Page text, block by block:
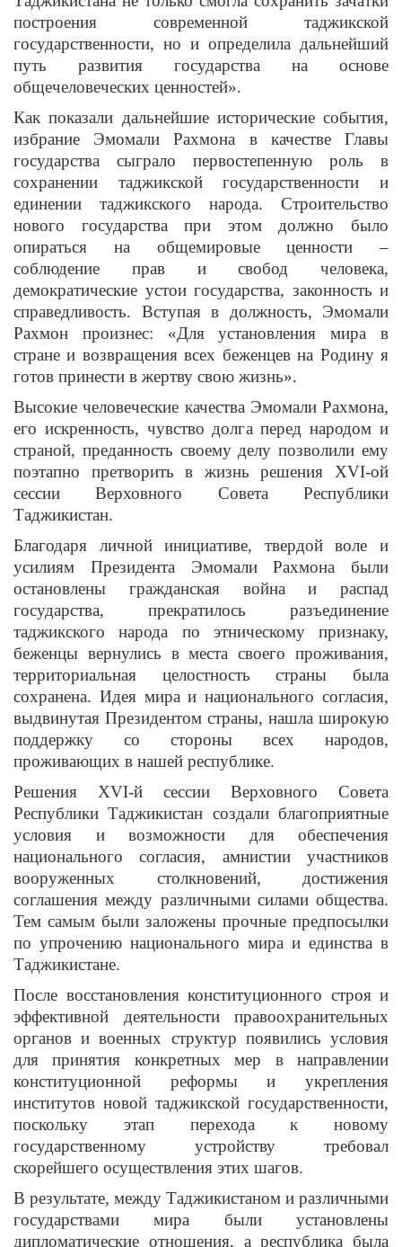
построения современной таджикской
государственности, но и определила дальнейший
путь развития государства на основе
общечеловеческих ценностей».
Как показали дальнейшие исторические события,
избрание Эмомали Рахмона в качестве Главы
государства сыграло первостепенную роль в
сохранении таджикской государственности и
единении таджикского народа. Строительство
нового государства при этом должно было
опираться на общемировые ценности –
соблюдение прав и свобод человека,
демократические устои государства, законность и
справедливость. Вступая в должность, Эмомали
Рахмон произнес: «Для установления мира в
стране и возвращения всех беженцев на Родину я
готов принести в жертву свою жизнь».
Высокие человеческие качества Эмомали Рахмона,
его искренность, чувство долга перед народом и
страной, преданность своему делу позволили ему
поэтапно претворить в жизнь решения XVI-ой
сессии Верховного Совета Республики
Таджикистан.
Благодаря личной инициативе, твердой воле и
усилиям Президента Эмомали Рахмона были
остановлены гражданская война и распад
государства, прекратилось разъединение
таджикского народа по этническому признаку,
беженцы вернулись в места своего проживания,
территориальная целостность страны была
сохранена. Идея мира и национального согласия,
выдвинутая Президентом страны, нашла широкую
поддержку со стороны всех народов,
проживающих в нашей республике.
Решения XVI-й сессии Верховного Совета
Республики Таджикистан создали благоприятные
условия и возможности для обеспечения
национального согласия, амнистии участников
вооруженных столкновений, достижения
соглашения между различными силами общества.
Тем самым были заложены прочные предпосылки
по упрочению национального мира и единства в
Таджикистане.
После восстановления конституционного строя и
эффективной деятельности правоохранительных
органов и военных структур появились условия
для принятия конкретных мер в направлении
конституционной реформы и укрепления
институтов новой таджикской государственности,
поскольку этап перехода к новому
государственному устройству требовал
скорейшего осуществления этих шагов.
В результате, между Таджикистаном и различными
государствами мира были установлены
дипломатические отношения, а республика была